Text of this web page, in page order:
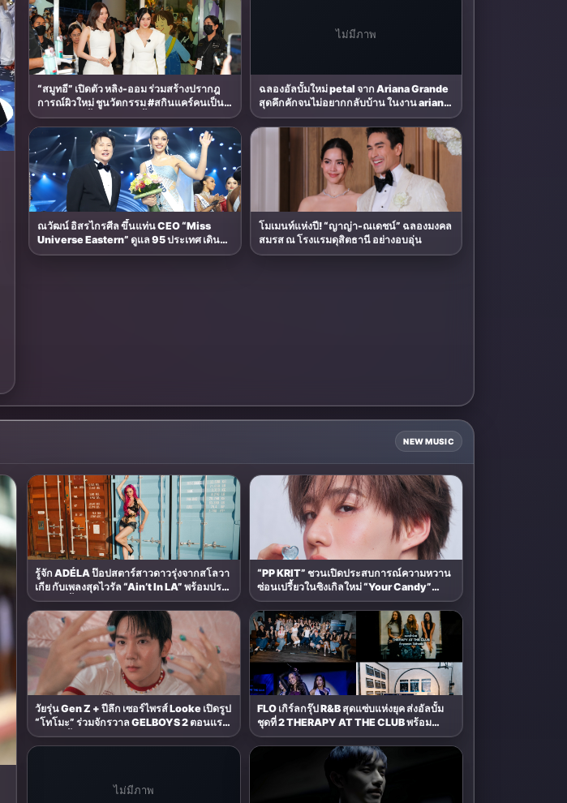
“สมูทอี” เปิดตัว หลิง-ออม ร่วมสร้างปรากฎ
การณ์ผิวใหม่ ชูนวัตกรรม #สกินแคร์คนเป็น
สิว จาก “เบบี้ เฟซ” สู่ “เบบี้ เฟียส”
ไม่มีภาพ
ฉลองอัลบั้มใหม่ petal จาก Ariana Grande
สุดคึกคักจนไม่อยากกลับบ้าน ในงาน ariana
grande - petal thailand album launch
event ที่ EMSPHERE ยิ่งใหญ่สมการรอคอย
ณวัฒน์ อิสรไกรศีล ขึ้นแท่น CEO “Miss
Universe Eastern” ดูแล 95 ประเทศ เดิน
หน้าขยายการเติบโตองค์กร Miss Universe
โมเมนท์แห่งปี! “ญาญ่า-ณเดชน์” ฉลองมงคล
สมรส ณ โรงแรมดุสิตธานี อย่างอบอุ่น
NEW MUSIC
รู้จัก ADÉLA ป๊อปสตาร์สาวดาวรุ่งจากสโลวา
เกีย กับเพลงสุดไวรัล “Ain’t In LA” พร้อมประ
กาศอัลบั้มเดบิวต์ PRIMA เตรียมปล่อย 4 ก.ย.
นี้
“PP KRIT” ชวนเปิดประสบการณ์ความหวาน
ซ่อนเปรี้ยวในซิงเกิลใหม่ “Your Candy”
พร้อมเสิร์ฟ MV สดใส ได้ “ต้าเหนิง” และ
“ณิชา” ร่วมเติมสีสัน
วัยรุ่น Gen Z + ปีลึก เซอร์ไพรส์ Looke เปิดรูป
“โทโมะ” ร่วมจักรวาล GELBOYS 2 ตอนแรก
8 ส.ค. นี้
FLO เกิร์ลกรุ๊ป R&B สุดแซ่บแห่งยุค ส่งอัลบั้ม
ชุดที่ 2 THERAPY AT THE CLUB พร้อม
ปล่อยเอ็มวี “Cry Ugly” โดนใจแฟนคลับ ก่อน
บินมาเจอแฟนไทย 29 สิงหาคมนี้
ไม่มีภาพ